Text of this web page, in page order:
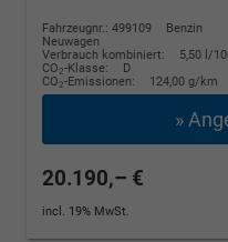
Fahrzeugnr.: 499109
Benzin
Neuwagen
Verbrauch kombiniert:
5,50 l/
CO2-Klasse:
D
CO2-Emissionen: 124,00 g/km
»
20.190,– €
incl. 19% MwSt.